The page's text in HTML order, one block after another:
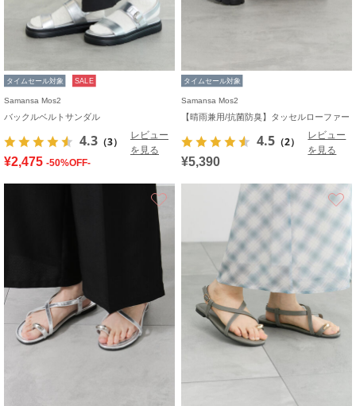
タイムセール対象 SALE
Samansa Mos2
バックルベルトサンダル
4.3 （3）
レビュー
を見る
¥2,475 -50%OFF-
タイムセール対象
Samansa Mos2
【晴雨兼用/抗菌防臭】タッセルローファー
4.5 （2）
レビュー
を見る
¥5,390